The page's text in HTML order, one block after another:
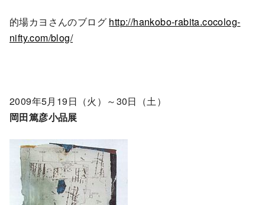
的場カヨさんのブログ http://hankobo-rabita.cocolog-
nifty.com/blog/
2009年5月19日（火）～30日（土）
岡田篤彦小品展